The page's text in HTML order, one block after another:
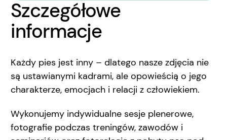
Szczegółowe
informacje
Każdy pies jest inny – dlatego nasze zdjęcia nie
są ustawianymi kadrami, ale opowieścią o jego
charakterze, emocjach i relacji z człowiekiem.
Wykonujemy indywidualne sesje plenerowe,
fotografie podczas treningów, zawodów i